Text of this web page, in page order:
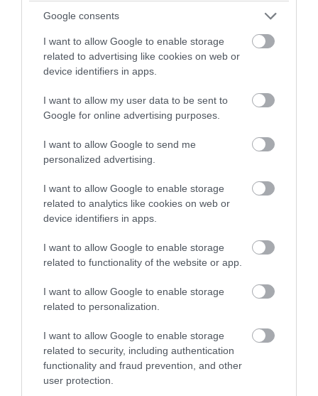
Google consents
I want to allow Google to enable storage
related to advertising like cookies on web or
device identifiers in apps.
I want to allow my user data to be sent to
Google for online advertising purposes.
I want to allow Google to send me
personalized advertising.
I want to allow Google to enable storage
related to analytics like cookies on web or
device identifiers in apps.
I want to allow Google to enable storage
related to functionality of the website or app.
I want to allow Google to enable storage
related to personalization.
I want to allow Google to enable storage
related to security, including authentication
functionality and fraud prevention, and other
user protection.
PRONEWS.GR / ΔΙΕΘΝΗΣ ΠΟΛΙΤΙΚΗ
Ν.Τραμπ: «Οι λάτρεις των ηλεκτρικών
αυτοκινήτων είναι άρρωστοι –
Ανησυχούν για την μπαταρία στο 75%»
(βίντεο)
07.08.2026 | 08:10